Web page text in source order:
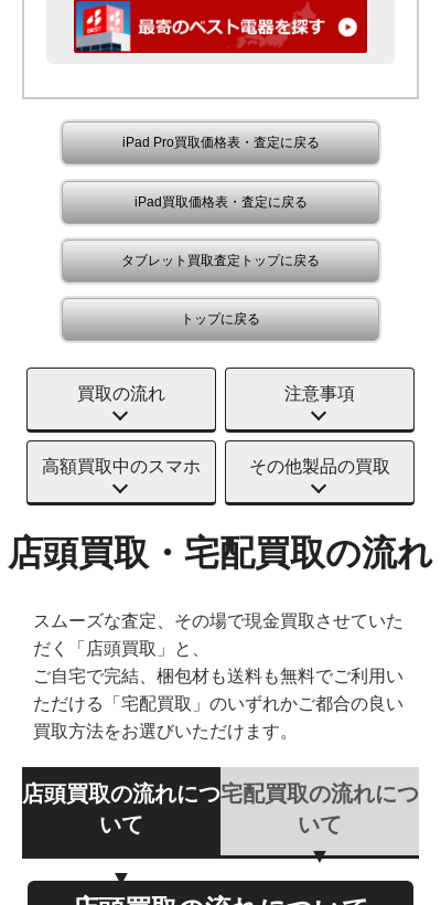
iPad Pro買取価格表・査定に戻る
iPad買取価格表・査定に戻る
タブレット買取査定トップに戻る
トップに戻る
買取の流れ 注意事項
高額買取中のスマホ その他製品の買取
店頭買取・宅配買取の流れ
スムーズな査定、その場で現金買取させていた
だく「店頭買取」と、
ご自宅で完結、梱包材も送料も無料でご利用い
ただける「宅配買取」のいずれかご都合の良い
買取方法をお選びいただけます。
店頭買取の流れにつ
いて
宅配買取の流れにつ
いて